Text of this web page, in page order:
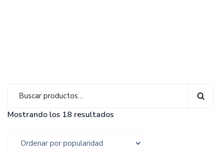
Mostrando los 18 resultados